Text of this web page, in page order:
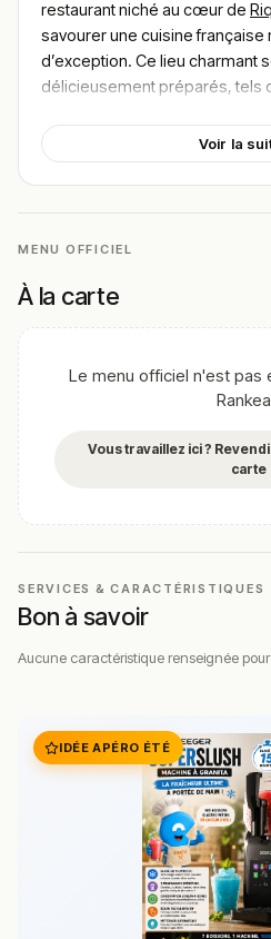
restaurant niché au cœur de
savourer une cuisine française
d’exception. Ce lieu charmant
délicieusement préparés, tels
valeur la richesse du terroir
chaque plat est composé de
faisant d’une dégustation à
moment de plaisir. Pour
vous séduire par cette adresse
!
Texte généré par intelligence
Cette description peut contenir
nous aider en vous rendant sur :
Voir la
MENU OFFICIEL
À la carte
Le menu officiel n'est pas
Vous travaillez ici ?
carte
SERVICES & CARACTÉRISTIQUES
Bon à savoir
Aucune caractéristique renseignée
IDÉE APÉRO ÉTÉ